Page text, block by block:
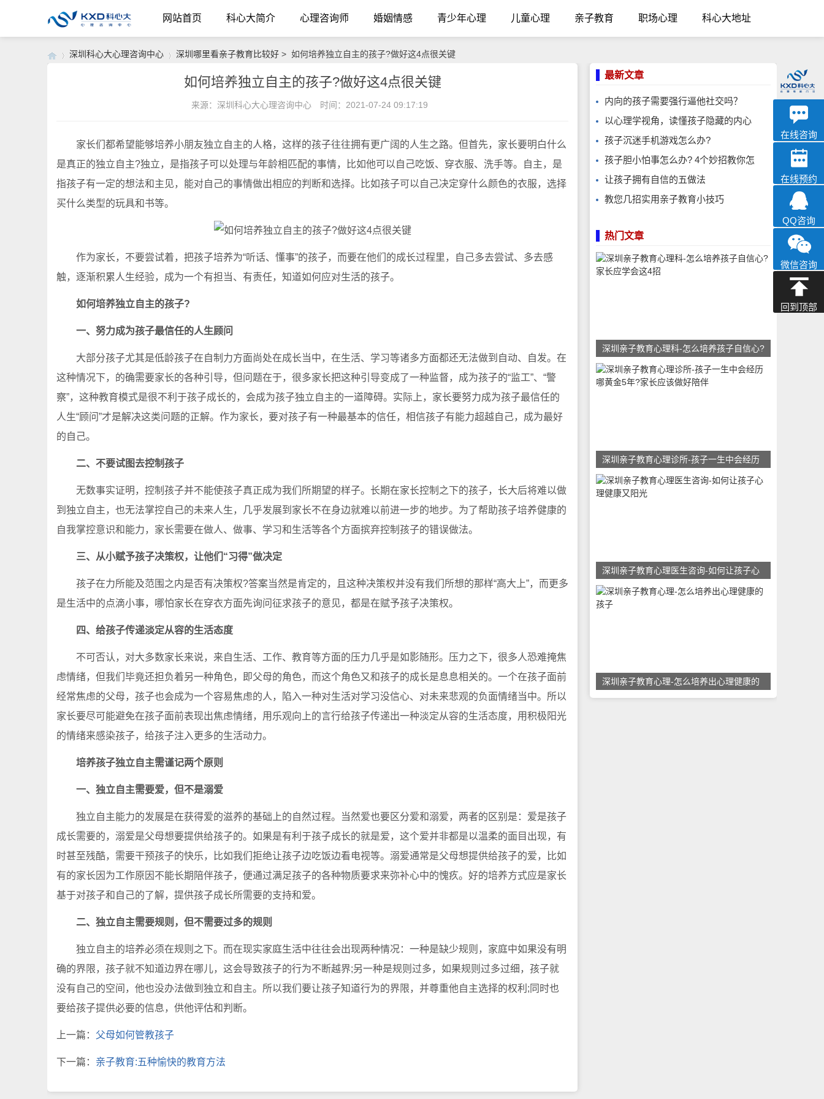
网站首页 科心大简介 心理咨询师 婚姻情感 青少年心理 儿童心理 亲子教育 职场心理 科心大地址
深圳科心大心理咨询中心 深圳哪里看亲子教育比较好 > 如何培养独立自主的孩子?做好这4点很关键
如何培养独立自主的孩子?做好这4点很关键
来源：深圳科心大心理咨询中心 时间：2021-07-24 09:17:19
家长们都希望能够培养小朋友独立自主的人格，这样的孩子往往拥有更广阔的人生之路。但首先，家长要明白什么
是真正的独立自主?独立，是指孩子可以处理与年龄相匹配的事情，比如他可以自己吃饭、穿衣服、洗手等。自主，是
指孩子有一定的想法和主见，能对自己的事情做出相应的判断和选择。比如孩子可以自己决定穿什么颜色的衣服，选择
买什么类型的玩具和书等。
作为家长，不要尝试着，把孩子培养为“听话、懂事”的孩子，而要在他们的成长过程里，自己多去尝试、多去感
触，逐渐积累人生经验，成为一个有担当、有责任，知道如何应对生活的孩子。
如何培养独立自主的孩子?
一、努力成为孩子最信任的人生顾问
大部分孩子尤其是低龄孩子在自制力方面尚处在成长当中，在生活、学习等诸多方面都还无法做到自动、自发。在
这种情况下，的确需要家长的各种引导，但问题在于，很多家长把这种引导变成了一种监督，成为孩子的“监工”、“警
察”，这种教育模式是很不利于孩子成长的，会成为孩子独立自主的一道障碍。实际上，家长要努力成为孩子最信任的
人生“顾问”才是解决这类问题的正解。作为家长，要对孩子有一种最基本的信任，相信孩子有能力超越自己，成为最好
的自己。
二、不要试图去控制孩子
无数事实证明，控制孩子并不能使孩子真正成为我们所期望的样子。长期在家长控制之下的孩子，长大后将难以做
到独立自主，也无法掌控自己的未来人生，几乎发展到家长不在身边就难以前进一步的地步。为了帮助孩子培养健康的
自我掌控意识和能力，家长需要在做人、做事、学习和生活等各个方面摈弃控制孩子的错误做法。
三、从小赋予孩子决策权，让他们“习得”做决定
孩子在力所能及范围之内是否有决策权?答案当然是肯定的，且这种决策权并没有我们所想的那样“高大上”，而更多
是生活中的点滴小事，哪怕家长在穿衣方面先询问征求孩子的意见，都是在赋予孩子决策权。
四、给孩子传递淡定从容的生活态度
不可否认，对大多数家长来说，来自生活、工作、教育等方面的压力几乎是如影随形。压力之下，很多人恐难掩焦
虑情绪，但我们毕竟还担负着另一种角色，即父母的角色，而这个角色又和孩子的成长是息息相关的。一个在孩子面前
经常焦虑的父母，孩子也会成为一个容易焦虑的人，陷入一种对生活对学习没信心、对未来悲观的负面情绪当中。所以
家长要尽可能避免在孩子面前表现出焦虑情绪，用乐观向上的言行给孩子传递出一种淡定从容的生活态度，用积极阳光
的情绪来感染孩子，给孩子注入更多的生活动力。
培养孩子独立自主需谨记两个原则
一、独立自主需要爱，但不是溺爱
独立自主能力的发展是在获得爱的滋养的基础上的自然过程。当然爱也要区分爱和溺爱，两者的区别是：爱是孩子
成长需要的，溺爱是父母想要提供给孩子的。如果是有利于孩子成长的就是爱，这个爱并非都是以温柔的面目出现，有
时甚至残酷，需要干预孩子的快乐，比如我们拒绝让孩子边吃饭边看电视等。溺爱通常是父母想提供给孩子的爱，比如
有的家长因为工作原因不能长期陪伴孩子，便通过满足孩子的各种物质要求来弥补心中的愧疚。好的培养方式应是家长
基于对孩子和自己的了解，提供孩子成长所需要的支持和爱。
二、独立自主需要规则，但不需要过多的规则
独立自主的培养必须在规则之下。而在现实家庭生活中往往会出现两种情况：一种是缺少规则，家庭中如果没有明
确的界限，孩子就不知道边界在哪儿，这会导致孩子的行为不断越界;另一种是规则过多，如果规则过多过细，孩子就
没有自己的空间，他也没办法做到独立和自主。所以我们要让孩子知道行为的界限，并尊重他自主选择的权利;同时也
要给孩子提供必要的信息，供他评估和判断。
上一篇： 父母如何管教孩子
下一篇： 亲子教育:五种愉快的教育方法
最新文章
内向的孩子需要强行逼他社交吗？
以心理学视角，读懂孩子隐藏的内心
孩子沉迷手机游戏怎么办?
孩子胆小怕事怎么办? 4个妙招教你怎
让孩子拥有自信的五做法
教您几招实用亲子教育小技巧
热门文章
深圳亲子教育心理科-怎么培养孩子自信心?
深圳亲子教育心理诊所-孩子一生中会经历
深圳亲子教育心理医生咨询-如何让孩子心
深圳亲子教育心理-怎么培养出心理健康的
优眠
心理咨询
在线咨询
在线预约
QQ咨询
微信咨询
回到顶部